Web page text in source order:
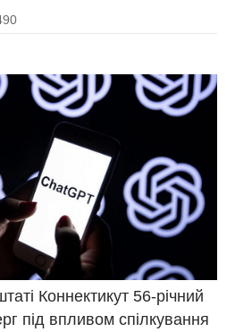
Коннектикут 56-річний
під впливом спілкування